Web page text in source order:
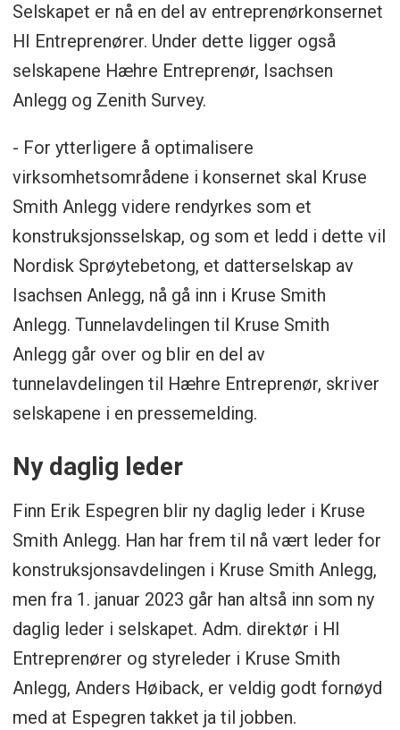
Selskapet er nå en del av entreprenørkonsernet
HI Entreprenører. Under dette ligger også
selskapene Hæhre Entreprenør, Isachsen
Anlegg og Zenith Survey.
- For ytterligere å optimalisere
virksomhetsområdene i konsernet skal Kruse
Smith Anlegg videre rendyrkes som et
konstruksjonsselskap, og som et ledd i dette vil
Nordisk Sprøytebetong, et datterselskap av
Isachsen Anlegg, nå gå inn i Kruse Smith
Anlegg. Tunnelavdelingen til Kruse Smith
Anlegg går over og blir en del av
tunnelavdelingen til Hæhre Entreprenør, skriver
selskapene i en pressemelding.
Ny daglig leder
Finn Erik Espegren blir ny daglig leder i Kruse
Smith Anlegg. Han har frem til nå vært leder for
konstruksjonsavdelingen i Kruse Smith Anlegg,
men fra 1. januar 2023 går han altså inn som ny
daglig leder i selskapet. Adm. direktør i HI
Entreprenører og styreleder i Kruse Smith
Anlegg, Anders Høiback, er veldig godt fornøyd
med at Espegren takket ja til jobben.